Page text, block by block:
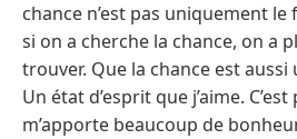
chance n’est pas uniquement
si on a cherche la chance, on a
trouver. Que la chance est aussi
Un état d’esprit que j’aime.
m’apporte beaucoup de